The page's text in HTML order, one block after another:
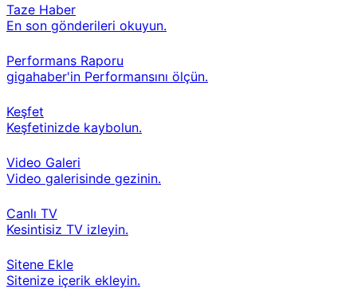
Taze Haber
En son gönderileri okuyun.
Performans Raporu
gigahaber'in Performansını ölçün.
Keşfet
Keşfetinizde kaybolun.
Video Galeri
Video galerisinde gezinin.
Canlı TV
Kesintisiz TV izleyin.
Sitene Ekle
Sitenize içerik ekleyin.